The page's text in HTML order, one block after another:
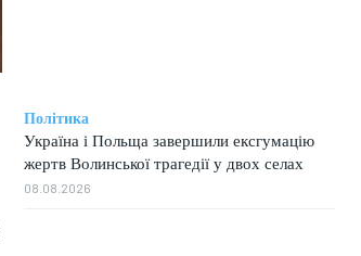
Політика
Україна і Польща завершили ексгумацію
жертв Волинської трагедії у двох селах
08.08.2026